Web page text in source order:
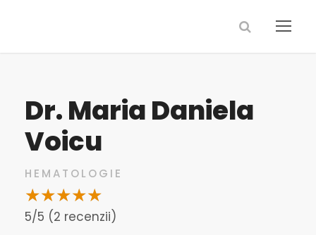
Dr. Maria Daniela
Voicu
HEMATOLOGIE
5/5 (2 recenzii)